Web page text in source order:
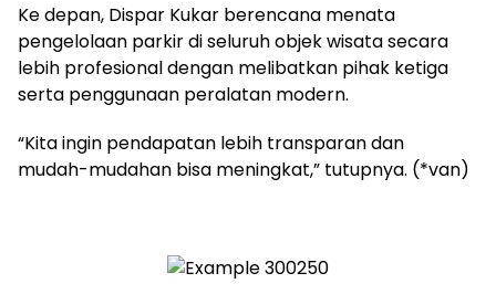
Ke depan, Dispar Kukar berencana menata
pengelolaan parkir di seluruh objek wisata secara
lebih profesional dengan melibatkan pihak ketiga
serta penggunaan peralatan modern.
“Kita ingin pendapatan lebih transparan dan
mudah-mudahan bisa meningkat,” tutupnya. (*van)